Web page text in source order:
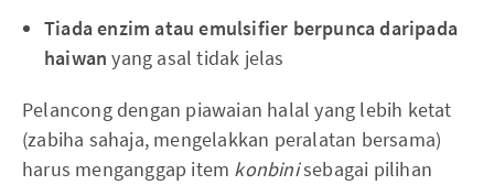
Tiada enzim atau emulsifier berpunca daripada
haiwan yang asal tidak jelas
Pelancong dengan piawaian halal yang lebih ketat
(zabiha sahaja, mengelakkan peralatan bersama)
harus menganggap item konbinisebagai pilihan